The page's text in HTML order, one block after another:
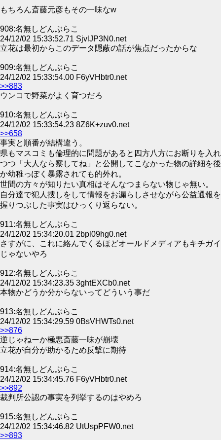
もちろん斎藤元彦もその一味なw
908:名無しどんぶらこ
24/12/02 15:33:52.71 SjvlJP3N0.net
立花は最初からこのデータ隠蔽の話が焦点だったからな
909:名無しどんぶらこ
24/12/02 15:33:54.00 F6yVHbtr0.net
>>883
ウンコで野菜がよく育つだろ
910:名無しどんぶらこ
24/12/02 15:33:54.23 8Z6K+zuv0.net
>>658
事実と順番が結構違う。
県もマスコミも倫理的に問題があると四方八方にお断りを入れ
つつ「大人なら察してね」と公開してこなかった物の詳細を後
か幼稚っぽく暴露されても的外れ。
世間の方々が知りたい真相はそんなつまらない物じゃ無い。
自分達で犯人捜しをして情報をお漏らしさせながら公益通報を
握りつぶした事実はひっくり返らない。
911:名無しどんぶらこ
24/12/02 15:34:20.01 2bpl09hg0.net
さすがに、これに絡んでくるほどオールドメディアもキチガイ
じゃないやろ
912:名無しどんぶらこ
24/12/02 15:34:23.35 3ghtEXCb0.net
本物かどうか分からないってどういう事だ
913:名無しどんぶらこ
24/12/02 15:34:29.59 0BsVHWTs0.net
>>876
逆じゃねーか極悪斎藤一味が崩壊
立花が自分が助かるため反撃に期待
914:名無しどんぶらこ
24/12/02 15:34:45.76 F6yVHbtr0.net
>>892
裁判所公認の事実を列挙するのはやめろ
915:名無しどんぶらこ
24/12/02 15:34:46.82 UtUspPFW0.net
>>893